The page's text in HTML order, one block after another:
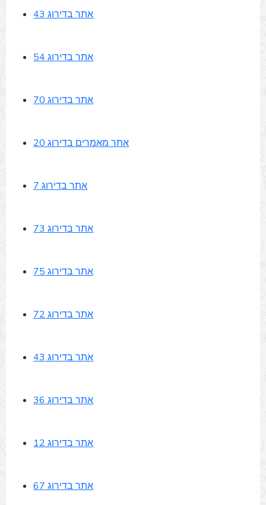
אתר בדירוג 43
אתר בדירוג 54
אתר בדירוג 70
אתר מאמרים בדירוג 20
אתר בדירוג 7
אתר בדירוג 73
אתר בדירוג 75
אתר בדירוג 72
אתר בדירוג 43
אתר בדירוג 36
אתר בדירוג 12
אתר בדירוג 67